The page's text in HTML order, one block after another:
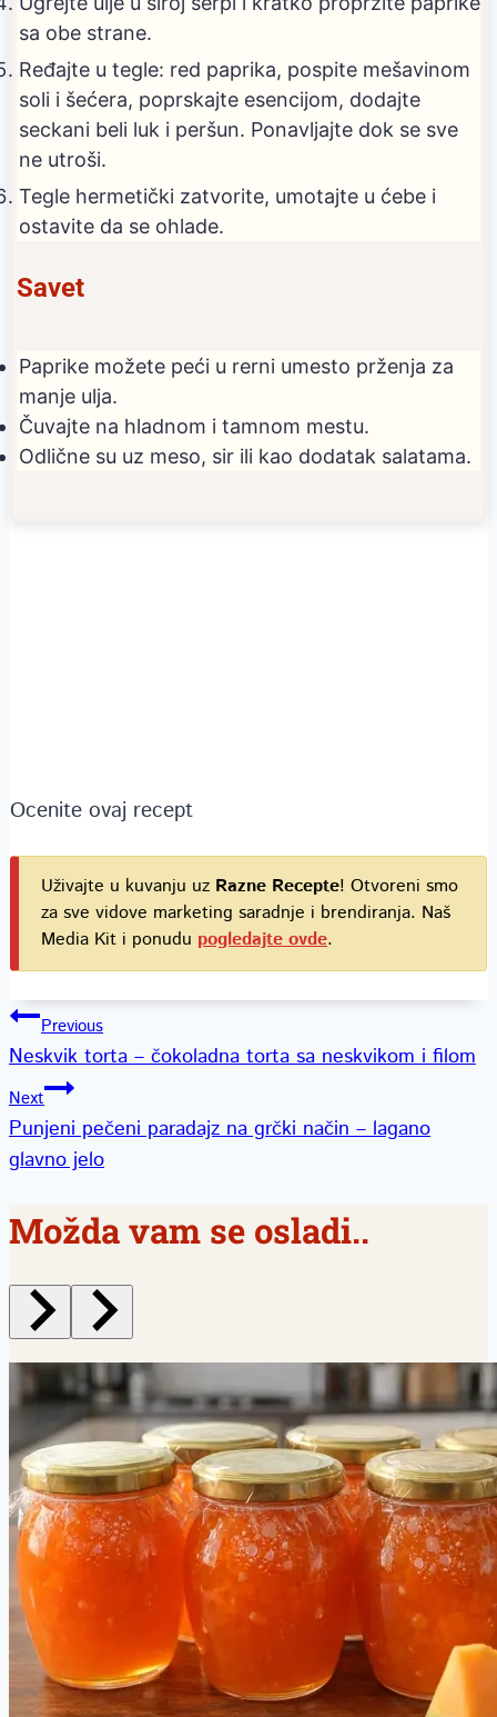
sa obe strane.
Ređajte u tegle: red paprika, pospite mešavinom
soli i šećera, poprskajte esencijom, dodajte
seckani beli luk i peršun. Ponavljajte dok se sve
ne utroši.
Tegle hermetički zatvorite, umotajte u ćebe i
ostavite da se ohlade.
Savet
Paprike možete peći u rerni umesto prženja za
manje ulja.
Čuvajte na hladnom i tamnom mestu.
Odlične su uz meso, sir ili kao dodatak salatama.
Ocenite ovaj recept
Uživajte u kuvanju uz Razne Recepte! Otvoreni smo
za sve vidove marketing saradnje i brendiranja. Naš
Media Kit i ponudu pogledajte ovde.
Kretanje
članka
Previous
Neskvik torta – čokoladna torta sa neskvikom i filom
Next
Punjeni pečeni paradajz na grčki način – lagano
glavno jelo
Možda vam se osladi..